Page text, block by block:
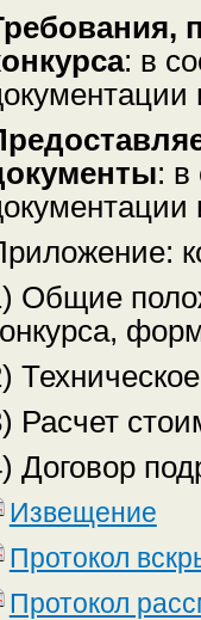
: в
: в
Общие
Расчет
Договор
Извещение
Протокол
Протокол